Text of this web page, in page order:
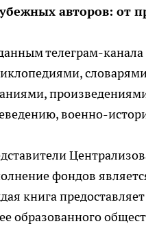
авторов: от
телеграм-
военно-
фондов
книга
образованного